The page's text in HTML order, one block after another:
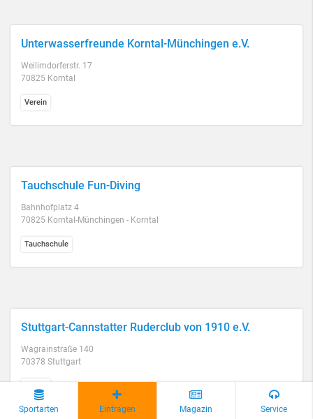
Unterwasserfreunde Korntal-Münchingen e.V.
Weilimdorferstr. 17
70825 Korntal
Verein
Tauchschule Fun-Diving
Bahnhofplatz 4
70825 Korntal-Münchingen - Korntal
Tauchschule
Stuttgart-Cannstatter Ruderclub von 1910 e.V.
Wagrainstraße 140
70378 Stuttgart
Sportarten Eintragen Magazin Service